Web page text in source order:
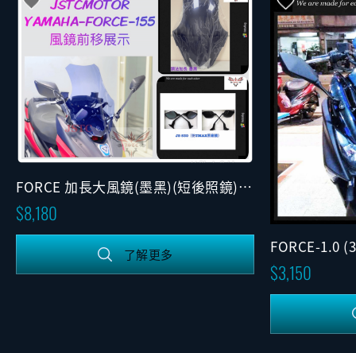
FORCE 加長大風鏡(墨黑)(短後照鏡)
(固定版)
8,180
了解更多 FORCE-1.0
3,150